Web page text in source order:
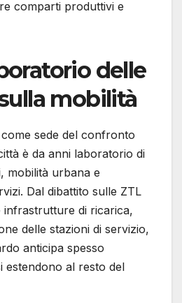
comparti produttivi e
delle
mobilità
sede del confronto
è da anni laboratorio di
mobilità urbana e
Dal dibattito sulle ZTL
infrastrutture di ricarica,
delle stazioni di servizio,
anticipa spesso
estendono al resto del